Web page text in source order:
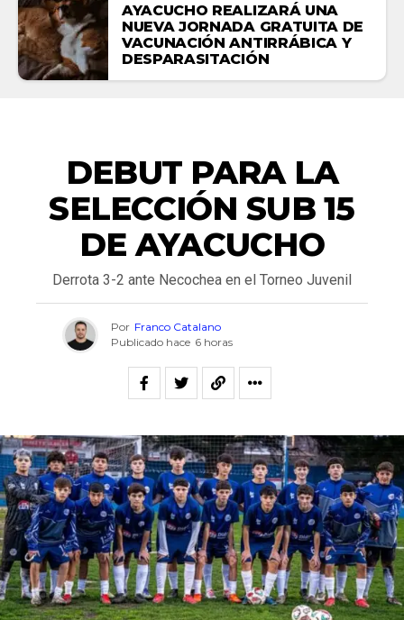
AYACUCHO REALIZARÁ UNA
NUEVA JORNADA GRATUITA DE
VACUNACIÓN ANTIRRÁBICA Y
DESPARASITACIÓN
DEBUT PARA LA
SELECCIÓN SUB 15
DE AYACUCHO
Derrota 3-2 ante Necochea en el Torneo Juvenil
Por Franco Catalano
Publicado hace 6 horas